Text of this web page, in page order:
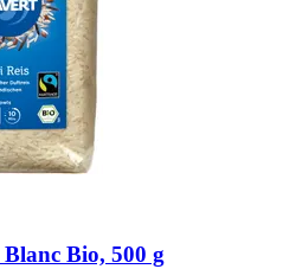
Bio, 500 g